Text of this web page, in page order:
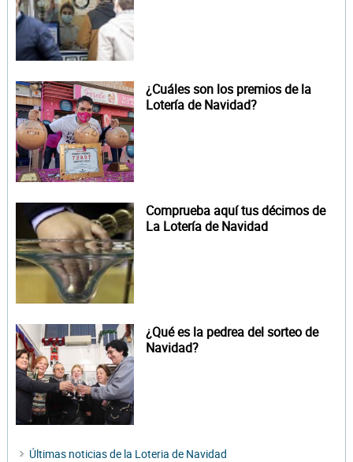
¿Cuáles son los premios de la
Lotería de Navidad?
Comprueba aquí tus décimos de
La Lotería de Navidad
¿Qué es la pedrea del sorteo de
Navidad?
Últimas noticias de la Loteria de Navidad